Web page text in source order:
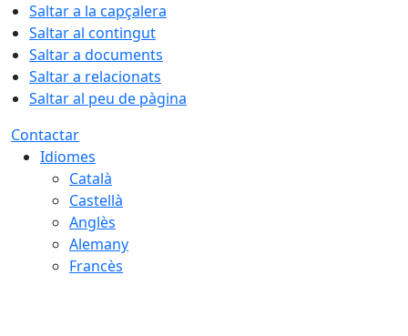
Saltar a la capçalera
Saltar al contingut
Saltar a documents
Saltar a relacionats
Saltar al peu de pàgina
Contactar
Idiomes
Català
Castellà
Anglès
Alemany
Francès